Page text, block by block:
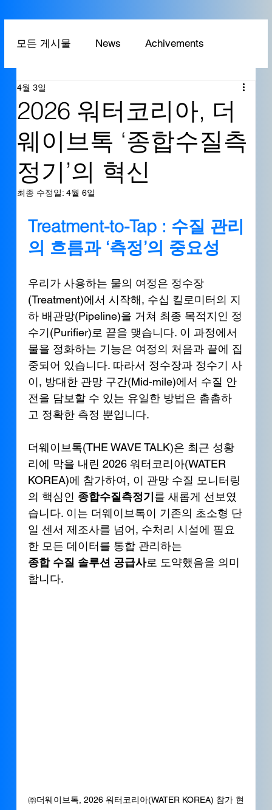
모든 게시물 News Achivements
Technology
2026 워터코리아, 더
웨이브톡 ‘종합수질측
정기’의 혁신
4월 3일
최종 수정일: 4월 6일
Treatment-to-Tap : 수질 관리
의 흐름과 ‘측정’의 중요성
우리가 사용하는 물의 여정은 정수장
(Treatment)에서 시작해, 수십 킬로미터의 지
하 배관망(Pipeline)을 거쳐 최종 목적지인 정
수기(Purifier)로 끝을 맺습니다. 이 과정에서
물을 정화하는 기능은 여정의 처음과 끝에 집
중되어 있습니다. 따라서 정수장과 정수기 사
이, 방대한 관망 구간(Mid-mile)에서 수질 안
전을 담보할 수 있는 유일한 방법은 촘촘하
고 정확한 측정 뿐입니다.
더웨이브톡(THE WAVE TALK)은 최근 성황
리에 막을 내린 2026 워터코리아(WATER
KOREA)에 참가하여, 이 관망 수질 모니터링
의 핵심인 종합수질측정기를 새롭게 선보였
습니다. 이는 더웨이브톡이 기존의 초소형 단
일 센서 제조사를 넘어, 수처리 시설에 필요
한 모든 데이터를 통합 관리하는
종합 수질 솔루션 공급사로 도약했음을 의미
합니다.
㈜더웨이브톡, 2026 워터코리아(WATER KOREA) 참가 현